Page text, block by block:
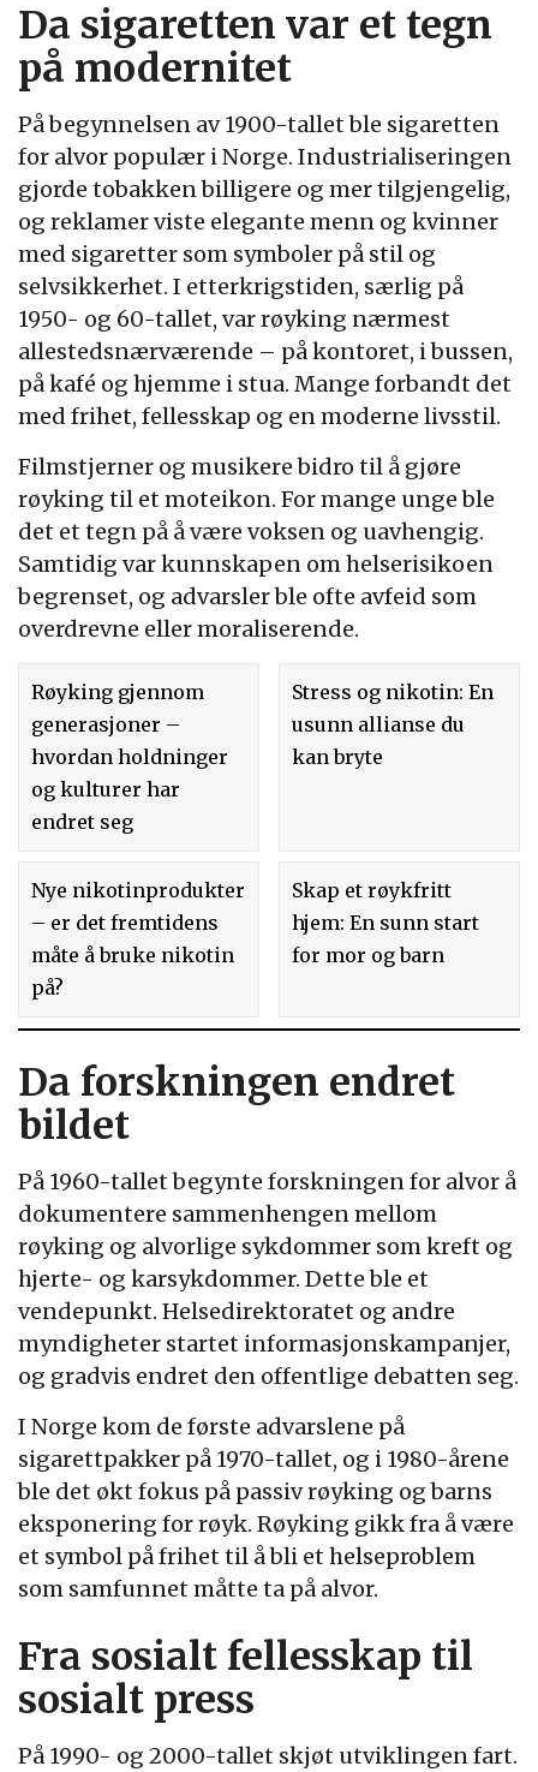
Da sigaretten var et tegn
på modernitet
På begynnelsen av 1900-tallet ble sigaretten
for alvor populær i Norge. Industrialiseringen
gjorde tobakken billigere og mer tilgjengelig,
og reklamer viste elegante menn og kvinner
med sigaretter som symboler på stil og
selvsikkerhet. I etterkrigstiden, særlig på
1950- og 60-tallet, var røyking nærmest
allestedsnærværende – på kontoret, i bussen,
på kafé og hjemme i stua. Mange forbandt det
med frihet, fellesskap og en moderne livsstil.
Filmstjerner og musikere bidro til å gjøre
røyking til et moteikon. For mange unge ble
det et tegn på å være voksen og uavhengig.
Samtidig var kunnskapen om helserisikoen
begrenset, og advarsler ble ofte avfeid som
overdrevne eller moraliserende.
Røyking gjennom
generasjoner –
hvordan holdninger
og kulturer har
endret seg
Stress og nikotin: En
usunn allianse du
kan bryte
Nye nikotinprodukter
– er det fremtidens
måte å bruke nikotin
på?
Skap et røykfritt
hjem: En sunn start
for mor og barn
Da forskningen endret
bildet
På 1960-tallet begynte forskningen for alvor å
dokumentere sammenhengen mellom
røyking og alvorlige sykdommer som kreft og
hjerte- og karsykdommer. Dette ble et
vendepunkt. Helsedirektoratet og andre
myndigheter startet informasjonskampanjer,
og gradvis endret den offentlige debatten seg.
I Norge kom de første advarslene på
sigarettpakker på 1970-tallet, og i 1980-årene
ble det økt fokus på passiv røyking og barns
eksponering for røyk. Røyking gikk fra å være
et symbol på frihet til å bli et helseproblem
som samfunnet måtte ta på alvor.
Fra sosialt fellesskap til
sosialt press
På 1990- og 2000-tallet skjøt utviklingen fart.